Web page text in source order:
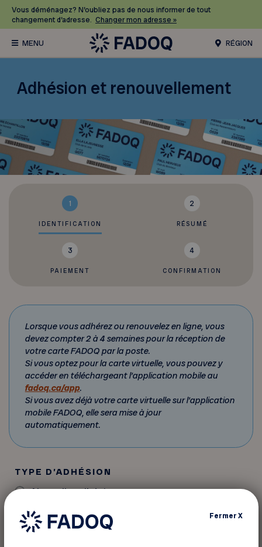
Vous déménagez? N’oubliez pas de nous informer de tout
changement d’adresse. Changer mon adresse »
RÉGION
Adhésion et renouvellement
1
IDENTIFICATION
2
RÉSUMÉ
3
PAIEMENT
4
CONFIRMATION
Lorsque vous adhérez ou renouvelez en ligne, vous
devez compter 2 à 4 semaines pour la réception de
votre carte FADOQ par la poste.
Si vous optez pour la carte virtuelle, vous pouvez y
accéder en téléchargeant l’application mobile au
fadoq.ca/app.
Si vous avez déjà votre carte virtuelle sur l’application
mobile FADOQ, elle sera mise à jour
automatiquement.
TYPE D’ADHÉSION
Nouvelle adhésion
Renouvellement de l'adhésion
FermerX